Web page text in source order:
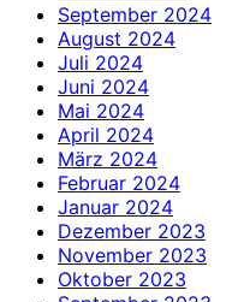
September 2024
August 2024
Juli 2024
Juni 2024
Mai 2024
April 2024
März 2024
Februar 2024
Januar 2024
Dezember 2023
November 2023
Oktober 2023